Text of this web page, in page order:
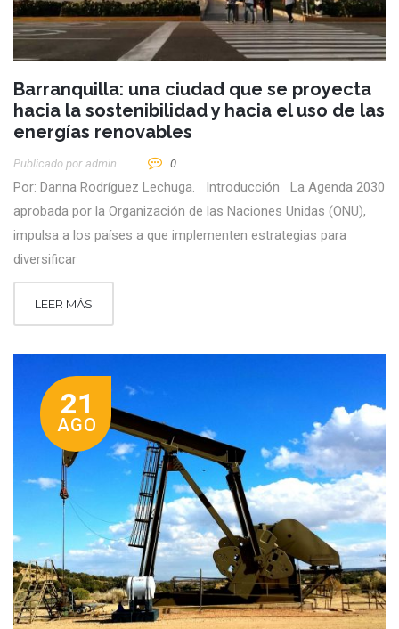
Barranquilla: una ciudad que se proyecta
hacia la sostenibilidad y hacia el uso de las
energías renovables
Publicado por Admin 0
Por: Danna Rodríguez Lechuga. Introducción La Agenda 2030
aprobada por la Organización de las Naciones Unidas (ONU),
impulsa a los países a que implementen estrategias para
diversificar
LEER MÁS
21
AGO